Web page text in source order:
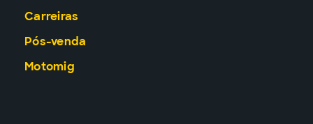
Carreiras
Pós-venda
Motomig